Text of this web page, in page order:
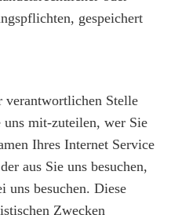
gespeichert
verantwortlichen Stelle
uns mit-zuteilen, wer Sie
Ihres Internet Service
aus Sie uns besuchen,
uns besuchen. Diese
Zwecken